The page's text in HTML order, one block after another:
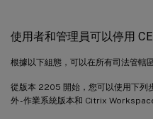
使用者和管理員可以停用
根據以下組態，可以在所有司法管轄
從版本 2205 開始，您可以使用下列
外 - 作業系統版本和 Citrix